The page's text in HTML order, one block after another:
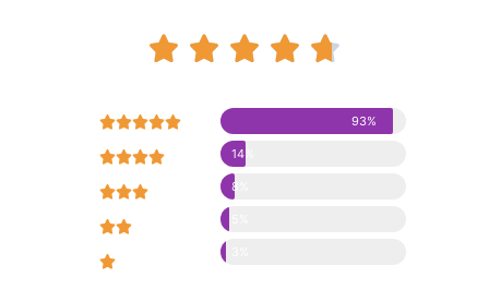
    





93%
14%
8%